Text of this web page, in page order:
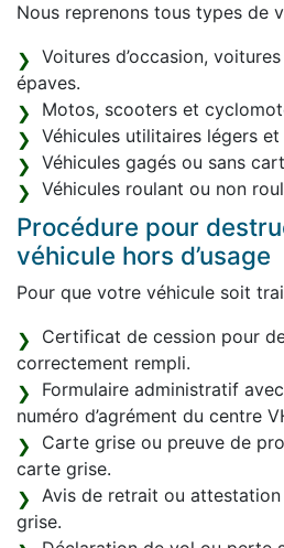
Nous reprenons tous types de
Voitures d’occasion,
épaves.
Motos, scooters et
Véhicules utilitaires légers
Véhicules gagés ou sans
Véhicules roulant ou non
Procédure pour
véhicule hors d’usage
Pour que votre véhicule soit
Certificat de cession pour
correctement rempli.
Formulaire administratif
numéro d’agrément du centre
Carte grise ou preuve de
carte grise.
Avis de retrait ou
grise.